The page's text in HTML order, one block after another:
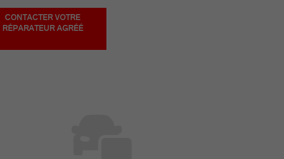
CONTACTER VOTRE
RÉPARATEUR AGRÉÉ